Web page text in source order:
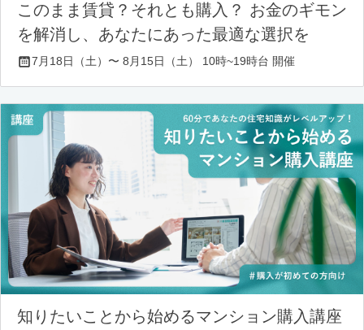
このまま賃貸？それとも購入？ お金のギモン
を解消し、あなたにあった最適な選択を
7月18日（土）〜 8月15日（土） 10時~19時台 開催
知りたいことから始めるマンション購入講座